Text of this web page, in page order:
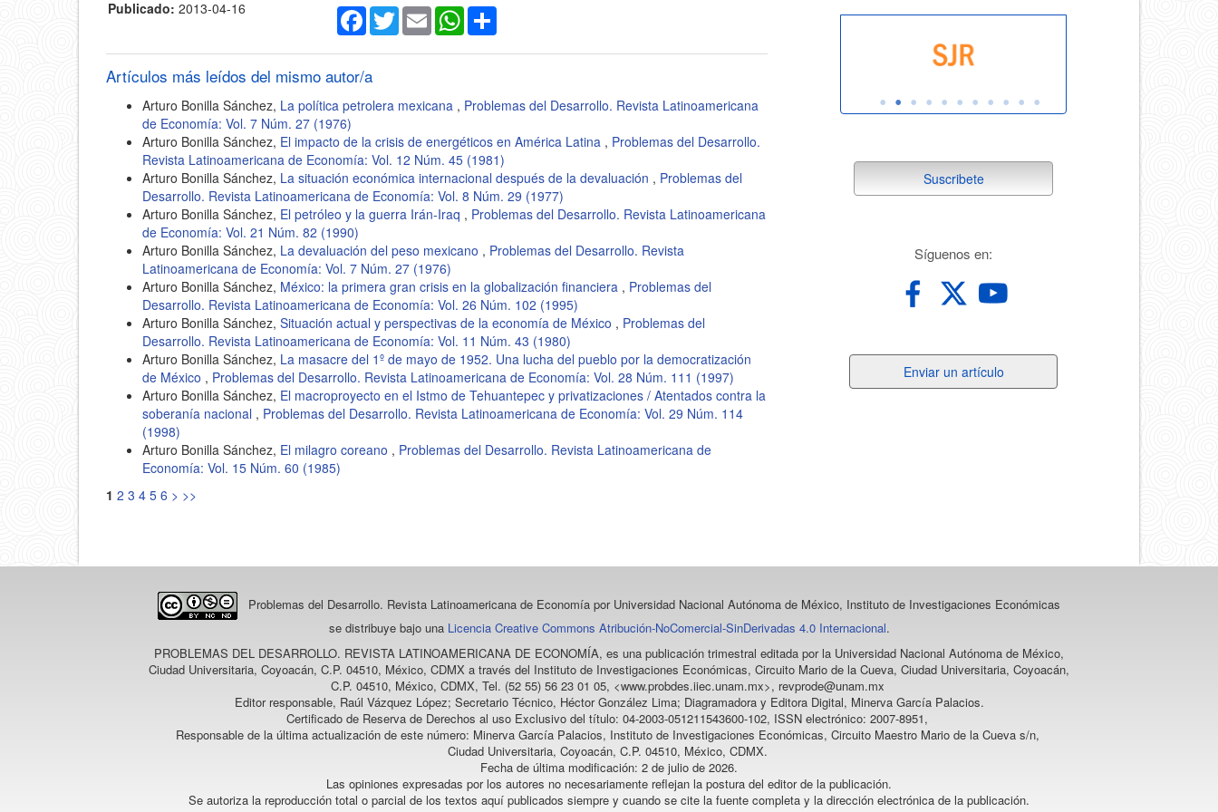
Publicado: 2013-04-16
Facebook
TwitterEmail WhatsApp
Artículos más leídos del mismo autor/a
Arturo Bonilla Sánchez, La política petrolera mexicana , Problemas del Desarrollo. Revista Latinoamericana
de Economía: Vol. 7 Núm. 27 (1976)
Arturo Bonilla Sánchez, El impacto de la crisis de energéticos en América Latina , Problemas del Desarrollo.
Revista Latinoamericana de Economía: Vol. 12 Núm. 45 (1981)
Arturo Bonilla Sánchez, La situación económica internacional después de la devaluación , Problemas del
Desarrollo. Revista Latinoamericana de Economía: Vol. 8 Núm. 29 (1977)
Arturo Bonilla Sánchez, El petróleo y la guerra Irán-Iraq , Problemas del Desarrollo. Revista Latinoamericana
de Economía: Vol. 21 Núm. 82 (1990)
Arturo Bonilla Sánchez, La devaluación del peso mexicano , Problemas del Desarrollo. Revista
Latinoamericana de Economía: Vol. 7 Núm. 27 (1976)
Arturo Bonilla Sánchez, México: la primera gran crisis en la globalización financiera , Problemas del
Desarrollo. Revista Latinoamericana de Economía: Vol. 26 Núm. 102 (1995)
Arturo Bonilla Sánchez, Situación actual y perspectivas de la economía de México , Problemas del
Desarrollo. Revista Latinoamericana de Economía: Vol. 11 Núm. 43 (1980)
Arturo Bonilla Sánchez, La masacre del 1º de mayo de 1952. Una lucha del pueblo por la democratización
de México , Problemas del Desarrollo. Revista Latinoamericana de Economía: Vol. 28 Núm. 111 (1997)
Arturo Bonilla Sánchez, El macroproyecto en el Istmo de Tehuantepec y privatizaciones / Atentados contra la
soberanía nacional , Problemas del Desarrollo. Revista Latinoamericana de Economía: Vol. 29 Núm. 114
(1998)
Arturo Bonilla Sánchez, El milagro coreano , Problemas del Desarrollo. Revista Latinoamericana de
Economía: Vol. 15 Núm. 60 (1985)
1 2 3 4 5 6 > >>
suscribete
Suscribete
Síguenos en:
un
Enviar un artículo
Problemas del Desarrollo. Revista Latinoamericana de Economía por Universidad Nacional Autónoma de México, Instituto de Investigaciones Económicas
se distribuye bajo una Licencia Creative Commons Atribución-NoComercial-SinDerivadas 4.0 Internacional.
PROBLEMAS DEL DESARROLLO. REVISTA LATINOAMERICANA DE ECONOMÍA, es una publicación trimestral editada por la Universidad Nacional Autónoma de México,
Ciudad Universitaria, Coyoacán, C.P. 04510, México, CDMX a través del Instituto de Investigaciones Económicas, Circuito Mario de la Cueva, Ciudad Universitaria, Coyoacán,
C.P. 04510, México, CDMX, Tel. (52 55) 56 23 01 05, <www.probdes.iiec.unam.mx>, revprode@unam.mx
Editor responsable, Raúl Vázquez López; Secretario Técnico, Héctor González Lima; Diagramadora y Editora Digital, Minerva García Palacios.
Certificado de Reserva de Derechos al uso Exclusivo del título: 04-2003-051211543600-102, ISSN electrónico: 2007-8951,
Responsable de la última actualización de este número: Minerva García Palacios, Instituto de Investigaciones Económicas, Circuito Maestro Mario de la Cueva s/n,
Ciudad Universitaria, Coyoacán, C.P. 04510, México, CDMX.
Fecha de última modificación: 2 de julio de 2026.
Las opiniones expresadas por los autores no necesariamente reflejan la postura del editor de la publicación.
Se autoriza la reproducción total o parcial de los textos aquí publicados siempre y cuando se cite la fuente completa y la dirección electrónica de la publicación.